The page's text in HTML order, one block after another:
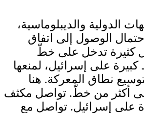
الدولية والديبلوماسية،
الوصول إلى اتفاق
كثيرة تدخل على خطّ
على إسرائيل، لمنعها
نطاق المعركة. هنا
أكثر من خطّ. تواصل مكثف
على إسرائيل. تواصل مع